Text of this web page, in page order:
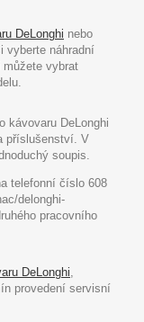
DeLonghi nebo
vyberte náhradní
můžete vybrat
kávovaru DeLonghi
příslušenství. V
soupis.
telefonní číslo 608
delonghi-
pracovního
DeLonghi,
provedení servisní